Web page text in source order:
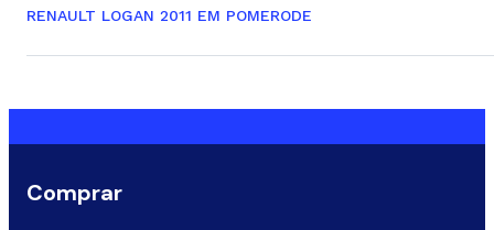
RENAULT LOGAN 2011 EM POMERODE
Comprar